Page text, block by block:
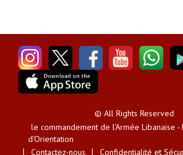
© All Rights Reserved
le commandement de l'Armée Libanaise -
d'Orientation
Contactez-nous
Confidentialité et